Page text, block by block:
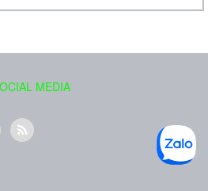
MEDIA